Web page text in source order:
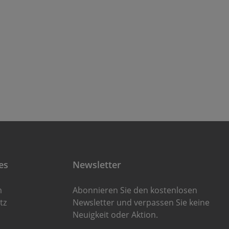
Newsletter
Abonnieren Sie den kostenlosen
Newsletter und verpassen Sie keine
Neuigkeit oder Aktion.